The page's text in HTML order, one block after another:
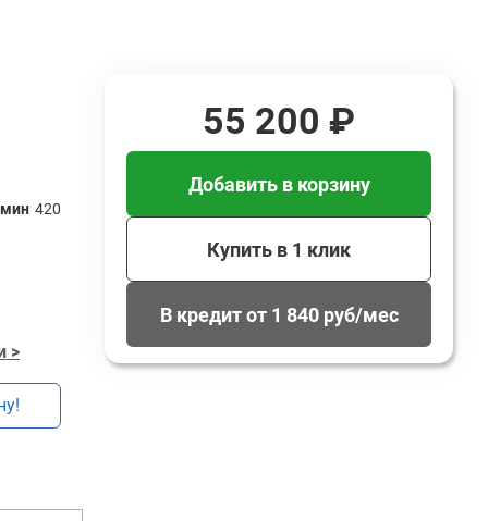
мин 420
>
55 200 ₽
Добавить в корзину
Купить в 1 клик
В кредит от 1 840 руб/мес